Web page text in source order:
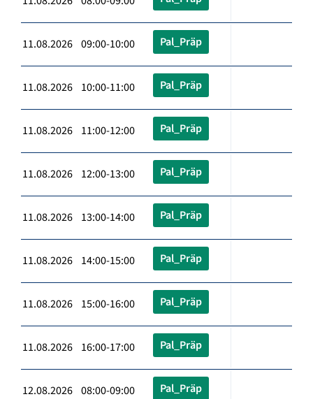
11.08.2026 09:00-10:00 Pal_Präp
11.08.2026 10:00-11:00 Pal_Präp
11.08.2026 11:00-12:00 Pal_Präp
11.08.2026 12:00-13:00 Pal_Präp
11.08.2026 13:00-14:00 Pal_Präp
11.08.2026 14:00-15:00 Pal_Präp
11.08.2026 15:00-16:00 Pal_Präp
11.08.2026 16:00-17:00 Pal_Präp
12.08.2026 08:00-09:00 Pal_Präp